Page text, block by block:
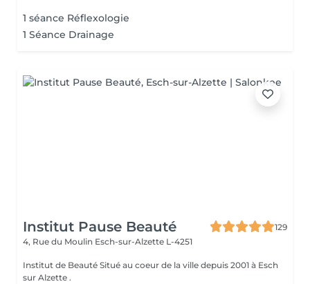
1 séance Réflexologie
1 Séance Drainage
Institut Pause Beauté
129
4, Rue du Moulin Esch-sur-Alzette L-4251
Institut de Beauté Situé au coeur de la ville depuis 2001 à Esch
sur Alzette .